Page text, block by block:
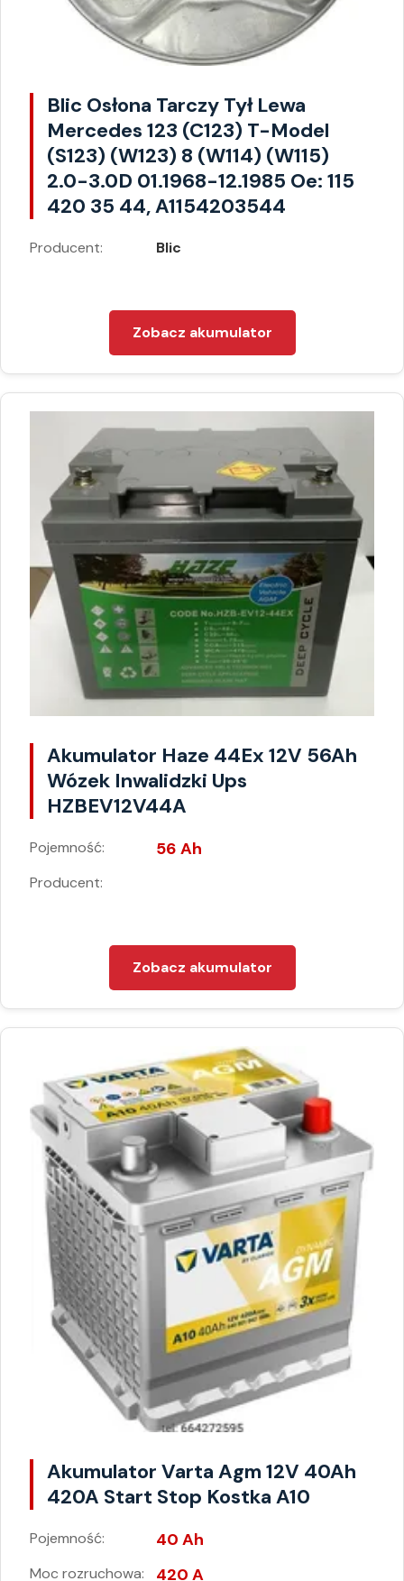
Blic Osłona Tarczy Tył Lewa
Mercedes 123 (C123) T-Model
(S123) (W123) 8 (W114) (W115)
2.0-3.0D 01.1968-12.1985 Oe: 115
420 35 44, A1154203544
Producent: Blic
Zobacz akumulator
Akumulator Haze 44Ex 12V 56Ah
Wózek Inwalidzki Ups
HZBEV12V44A
Pojemność: 56 Ah
Producent:
Zobacz akumulator
Akumulator Varta Agm 12V 40Ah
420A Start Stop Kostka A10
Pojemność: 40 Ah
Moc rozruchowa: 420 A